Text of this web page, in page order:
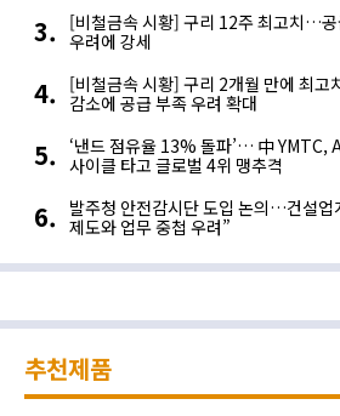
[비철금속 시황] 구리 12주 최고치…
우려에 강세
[비철금속 시황] 구리 2개월 만에 최
감소에 공급 부족 우려 확대
‘낸드 점유율 13% 돌파’… 中 YMTC,
사이클 타고 글로벌 4위 맹추격
발주청 안전감시단 도입 논의…건설업
제도와 업무 중첩 우려”
추천제품